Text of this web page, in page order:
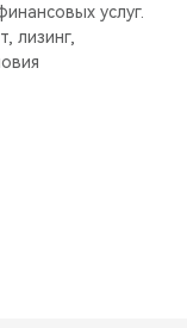
услуг.
лизинг,